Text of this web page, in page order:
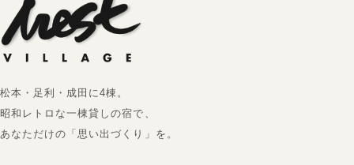
松本・足利・成田に4棟。
昭和レトロな一棟貸しの宿で、
あなただけの「思い出づくり」を。